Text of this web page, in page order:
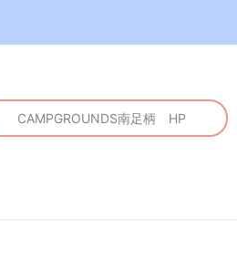
CAMPGROUNDS南足柄 HP